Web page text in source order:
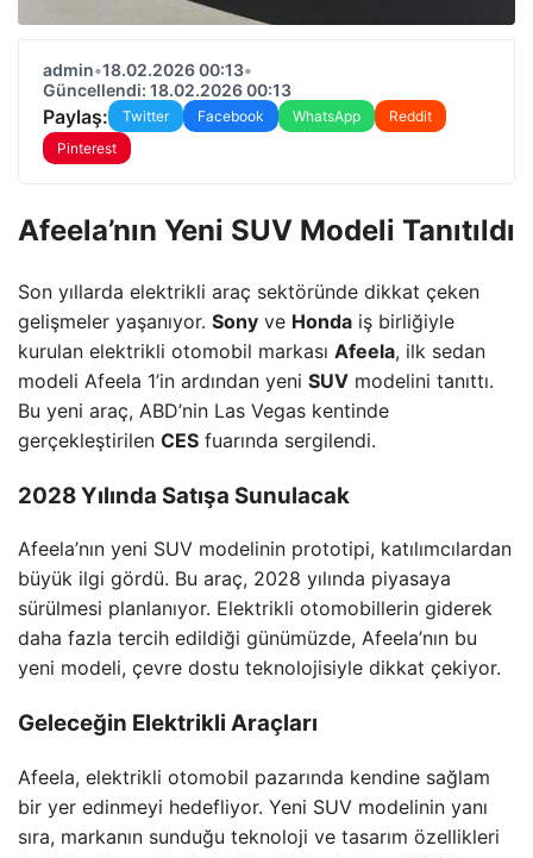
admin•18.02.2026 00:13•
Güncellendi: 18.02.2026 00:13
Paylaş: Twitter Facebook WhatsApp
Reddit
Pinterest
Afeela’nın Yeni SUV Modeli Tanıtıldı
Son yıllarda elektrikli araç sektöründe dikkat çeken
gelişmeler yaşanıyor. Sony ve Honda iş birliğiyle
kurulan elektrikli otomobil markası Afeela, ilk sedan
modeli Afeela 1’in ardından yeni SUV modelini tanıttı.
Bu yeni araç, ABD’nin Las Vegas kentinde
gerçekleştirilen CES fuarında sergilendi.
2028 Yılında Satışa Sunulacak
Afeela’nın yeni SUV modelinin prototipi, katılımcılardan
büyük ilgi gördü. Bu araç, 2028 yılında piyasaya
sürülmesi planlanıyor. Elektrikli otomobillerin giderek
daha fazla tercih edildiği günümüzde, Afeela’nın bu
yeni modeli, çevre dostu teknolojisiyle dikkat çekiyor.
Geleceğin Elektrikli Araçları
Afeela, elektrikli otomobil pazarında kendine sağlam
bir yer edinmeyi hedefliyor. Yeni SUV modelinin yanı
sıra, markanın sunduğu teknoloji ve tasarım özellikleri